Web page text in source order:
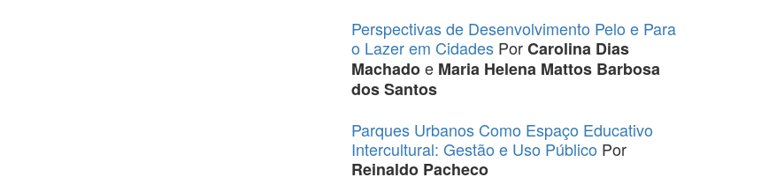
Perspectivas de Desenvolvimento Pelo e Para
o Lazer em Cidades PorCarolina Dias
Machadoe Maria Helena Mattos Barbosa
dos Santos
Parques Urbanos Como Espaço Educativo
Intercultural: Gestão e Uso Público Por
Reinaldo Pacheco